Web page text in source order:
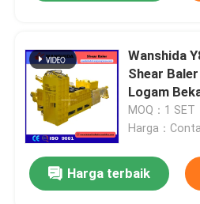
Wanshida
Shear
Logam
Ton
MOQ：1 SET
Harga：
Harga terbaik